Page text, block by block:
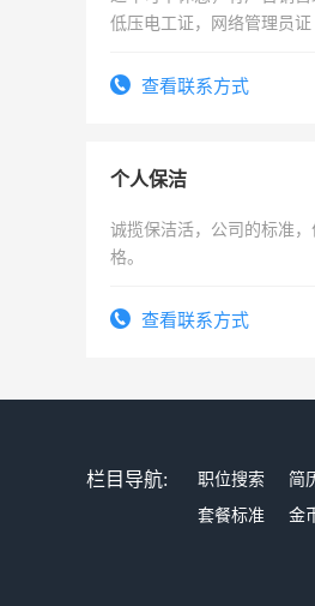
低压电工证，网络管理员证
查看联系方式
个人保洁
诚揽保洁活，公司的标准，
格。
查看联系方式
栏目导航: 职位搜索 简
套餐标准
金